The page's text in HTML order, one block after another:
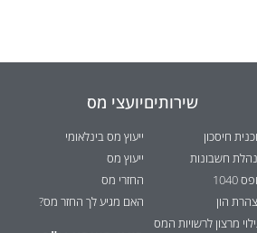
שירותים
חיסכון
חשבונות
1040
הון
מרצון לרשויות המס
יועצי מס
ייעוץ מס בינלאומי
ייעוץ מס
החזרי מס
האם מגיע לך החזר מס?